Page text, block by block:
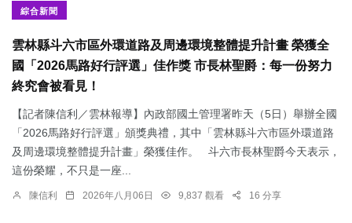
綜合新聞
雲林縣斗六市區外環道路及周邊環境整體提升計畫 榮獲全
國「2026馬路好行評選」佳作獎 市長林聖爵：每一份努力
終究會被看見！
【記者陳信利／雲林報導】內政部國土管理署昨天（5日）舉辦全國
「2026馬路好行評選」頒獎典禮，其中「雲林縣斗六市區外環道路
及周邊環境整體提升計畫」榮獲佳作。 斗六市長林聖爵今天表示，
這份榮耀，不只是一座...
陳信利 2026年八月06日 9,837 觀看 16 分享